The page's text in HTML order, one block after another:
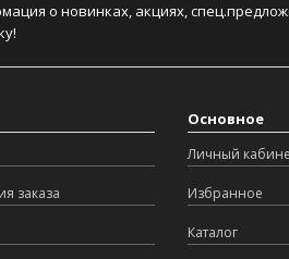
о новинках, акциях,
заказа
Основное
Личный
Избранное
Каталог